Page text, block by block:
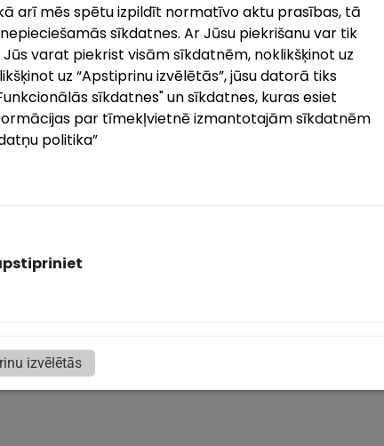
otrajā nedēļas nogalē uz
Latvijas pilsēta – Ludza!
savu 849. dzimšanas dienu, un
KĀZU TĒRPU
KĀZU TĒRPU
apskatāma
aicina iepazīt
šūšanas
dažādu laiku
mežģīnes,
arī mēs spētu izpildīt normatīvo aktu prasības, tā
sīkdatnes. Ar Jūsu piekrišanu var tik
varat piekrist visām sīkdatnēm, noklikšķinot uz
uz “Apstiprinu izvēlētās”, jūsu datorā tiks
sīkdatnes" un sīkdatnes, kuras esiet
par tīmekļvietnē izmantotajām sīkdatnēm
politika”
izvēlētās